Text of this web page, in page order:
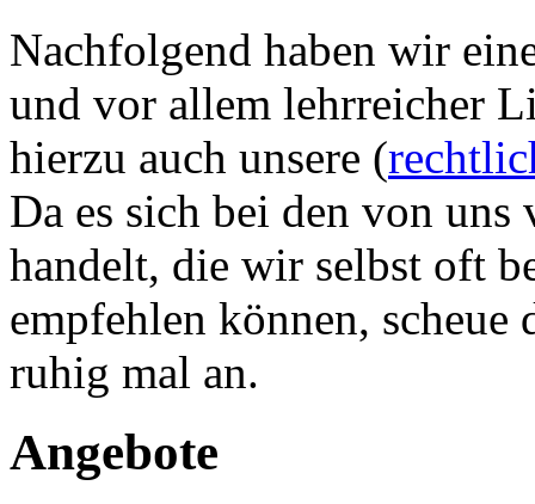
Nachfolgend haben wir
und vor allem lehrreicher
hierzu auch unsere (
Da es sich bei den von
handelt, die wir selbst oft
empfehlen können,
ruhig mal an.
Angebote